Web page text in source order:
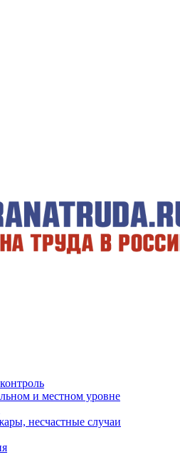
и местном уровне
несчастные случаи